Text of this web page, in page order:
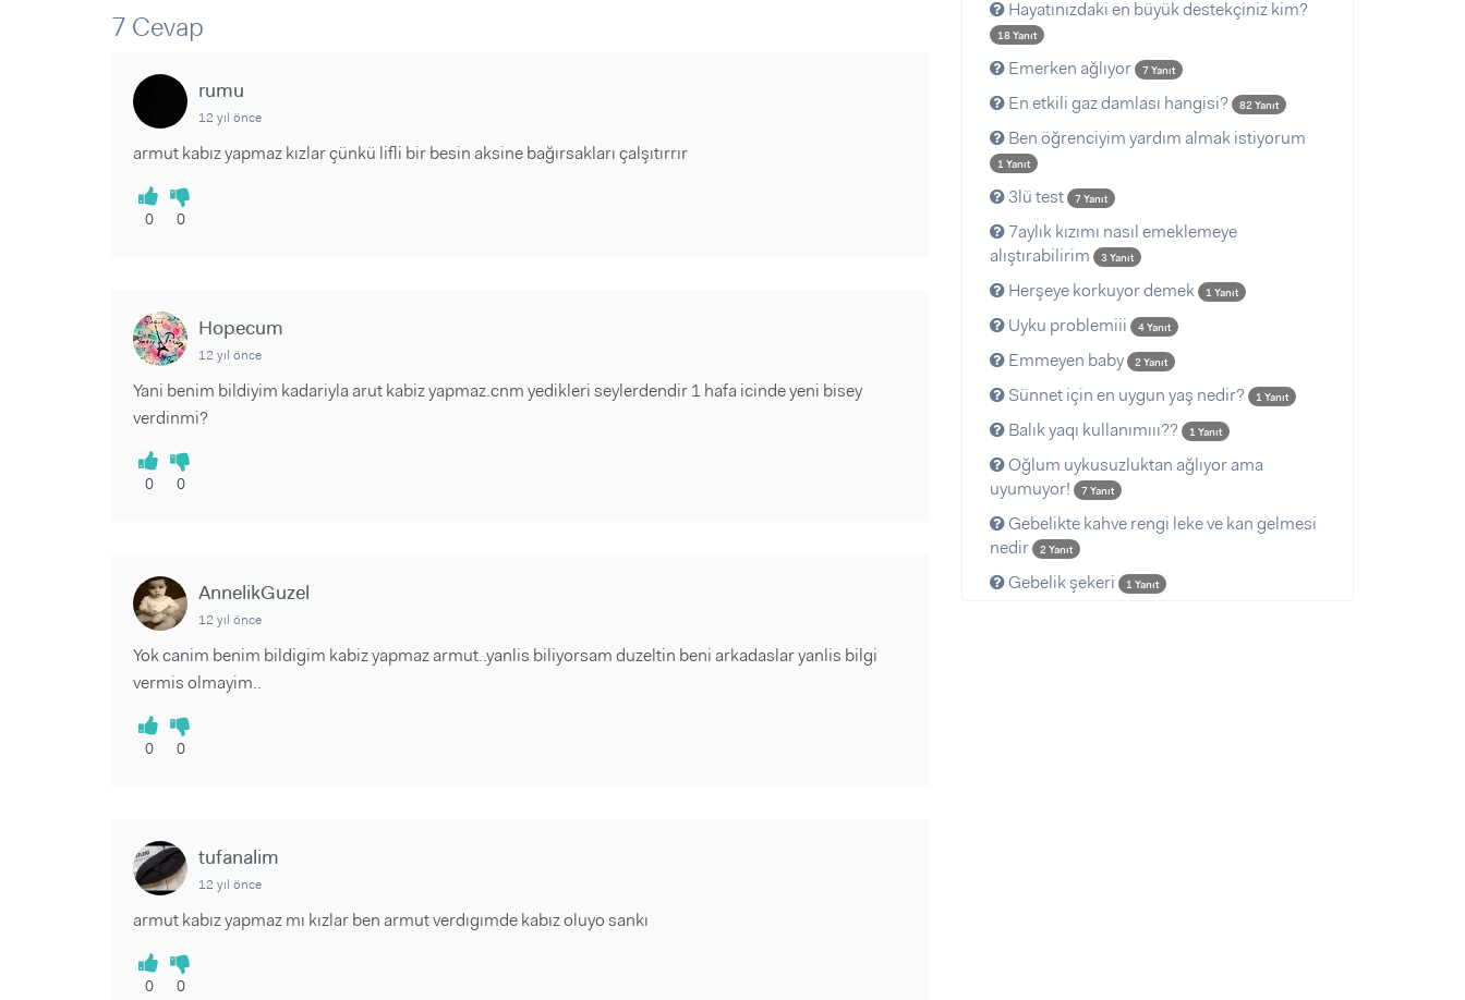
Makaleler
7 Cevap
rumu
12 yıl önce
armut kabız yapmaz kızlar çünkü lifli bir besin aksine bağırsakları çalşıtırrır
0 0
Hopecum
12 yıl önce
Yani benim bildiyim kadariyla arut kabiz yapmaz.cnm yedikleri seylerdendir 1 hafa icinde yeni bisey
verdinmi?
0 0
AnnelikGuzel
12 yıl önce
Yok canim benim bildigim kabiz yapmaz armut..yanlis biliyorsam duzeltin beni arkadaslar yanlis bilgi
vermis olmayim..
0 0
tufanalim
12 yıl önce
armut kabız yapmaz mı kızlar ben armut verdıgımde kabız oluyo sankı
0 0
Hayatınızdaki en büyük destekçiniz kim?
18 Yanıt
Emerken ağlıyor 7 Yanıt
En etkili gaz damlası hangisi? 82 Yanıt
Ben öğrenciyim yardım almak istiyorum
1 Yanıt
3lü test 7 Yanıt
7aylık kızımı nasıl emeklemeye
alıştırabilirim
3 Yanıt
Herşeye korkuyor demek 1 Yanıt
Uyku problemiii 4 Yanıt
Emmeyen baby 2 Yanıt
Sünnet için en uygun yaş nedir? 1 Yanıt
Balık yaqı kullanımııı?? 1 Yanıt
Oğlum uykusuzluktan ağlıyor ama
uyumuyor!
7 Yanıt
Gebelikte kahve rengi leke ve kan gelmesi
nedir
2 Yanıt
Gebelik şekeri 1 Yanıt